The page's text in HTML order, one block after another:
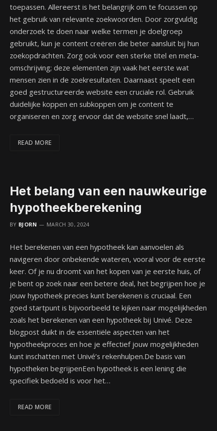
toepassen. Allereerst is het belangrijk om te focussen op
het gebruik van relevante zoekwoorden. Door zorgvuldig
onderzoek te doen naar welke termen je doelgroep
gebruikt, kun je content creëren die beter aansluit bij hun
zoekopdrachten. Zorg ook voor een sterke titel en meta-
omschrijving; deze elementen zijn vaak het eerste wat
mensen zien in de zoekresultaten. Daarnaast speelt een
goed gestructureerde website een cruciale rol. Gebruik
duidelijke koppen en subkoppen om je content te
organiseren en zorg ervoor dat de website snel laadt,…
READ MORE
Het belang van een nauwkeurige
hypotheekberekening
BY BJORN MARCH 30, 2024
Het berekenen van een hypotheek kan aanvoelen als
navigeren door onbekende wateren, vooral voor de eerste
keer. Of je nu droomt van het kopen van je eerste huis, of
je bent op zoek naar een betere deal, het begrijpen hoe je
jouw hypotheek precies kunt berekenen is cruciaal. Een
goed startpunt is bijvoorbeeld te kijken naar mogelijkheden
zoals het berekenen van een hypotheek bij Univé. Deze
blogpost duikt in de essentiële aspecten van het
hypotheekproces en hoe je effectief jouw mogelijkheden
kunt inschatten met Univé’s rekenhulpen.De basis van
hypotheken begrijpenEen hypotheek is een lening die
specifiek bedoeld is voor het…
READ MORE